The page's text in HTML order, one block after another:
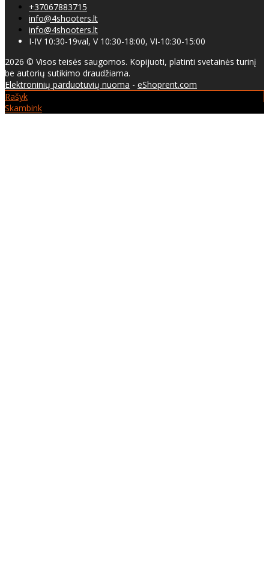
+37067883715
info@4shooters.lt
info@4shooters.lt
I-IV 10:30-19val, V 10:30-18:00, VI-10:30-15:00
2026 © Visos teisės saugomos. Kopijuoti, platinti svetainės turinį
be autorių sutikimo draudžiama.
Elektroninių parduotuvių nuoma - eShoprent.com
Rašyk
Skambink